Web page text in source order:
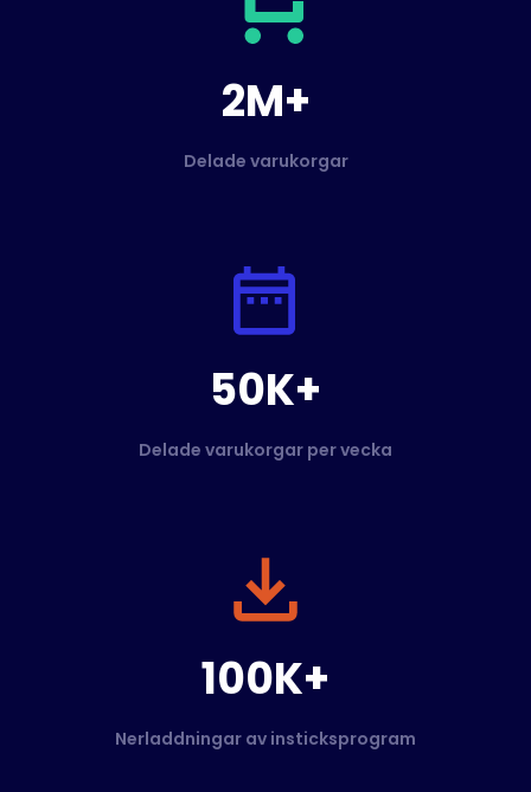
2M+
Delade varukorgar
50K+
Delade varukorgar per vecka
100K+
Nerladdningar av insticksprogram